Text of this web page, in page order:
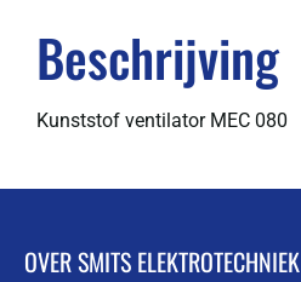
Beschrijving
Kunststof ventilator MEC 080
OVER SMITS ELEKTROTECHNIEK